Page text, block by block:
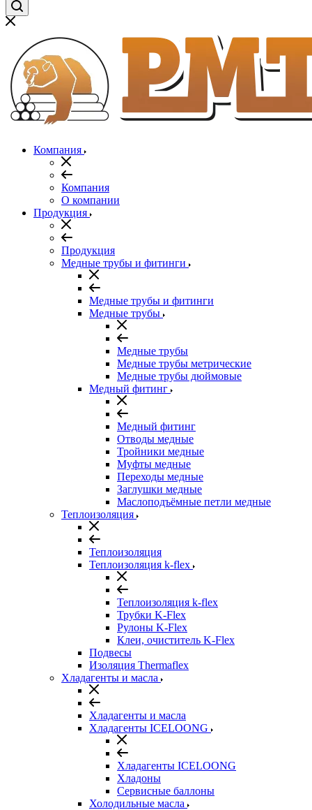
Компания
Компания
О компании
Продукция
Продукция
Медные трубы и фитинги
Медные трубы и фитинги
Медные трубы
Медные трубы
Медные трубы метрические
Медные трубы дюймовые
Медный фитинг
Медный фитинг
Отводы медные
Тройники медные
Муфты медные
Переходы медные
Заглушки медные
Маслоподъёмные петли медные
Теплоизоляция
Теплоизоляция
Теплоизоляция k-flex
Теплоизоляция k-flex
Трубки K-Flex
Рулоны K-Flex
Клеи, очиститель K-Flex
Подвесы
Изоляция Thermaflex
Хладагенты и масла
Хладагенты и масла
Хладагенты ICELOONG
Хладагенты ICELOONG
Хладоны
Сервисные баллоны
Холодильные масла